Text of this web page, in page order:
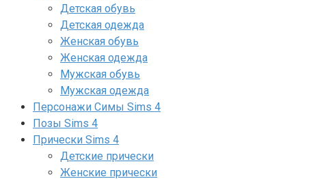
Детская обувь
Детская одежда
Женская обувь
Женская одежда
Мужская обувь
Мужская одежда
Персонажи Симы Sims 4
Позы Sims 4
Прически Sims 4
Детские прически
Женские прически